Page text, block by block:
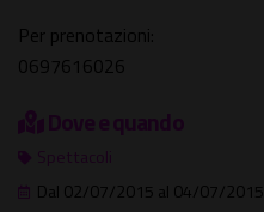
Per prenotazioni:
0697616026
Dove e quando
Spettacoli
Dal 02/07/2015 al 04/07/2015